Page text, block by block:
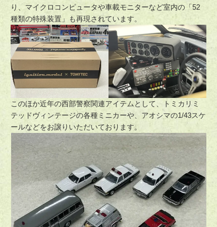
り、マイクロコンピュータや車載モニターなど室内の「52
種類の特殊装置」も再現されています。
このほか近年の西部警察関連アイテムとして、トミカリミ
テッドヴィンテージの各種ミニカーや、アオシマの1/43スケ
ールなどをお譲りいただいております。